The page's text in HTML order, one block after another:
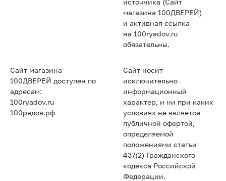
источника (Сайт
магазина 100ДВЕРЕЙ)
и активная ссылка
на 100ryadov.ru
обязательны.
Сайт магазина
100ДВЕРЕЙ доступен по
адресам:
100ryadov.ru
100рядов.рф
Сайт носит
исключительно
информационный
характер, и ни при каких
условиях не является
публичной офертой,
определяемой
положениями статьи
437(2) Гражданского
кодекса Российской
Федерации.